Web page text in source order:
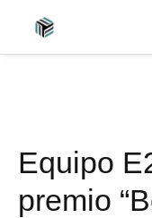
Equipo
premio